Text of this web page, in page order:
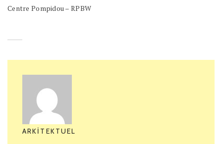
Centre Pompidou – RPBW
ARKITEKTUEL